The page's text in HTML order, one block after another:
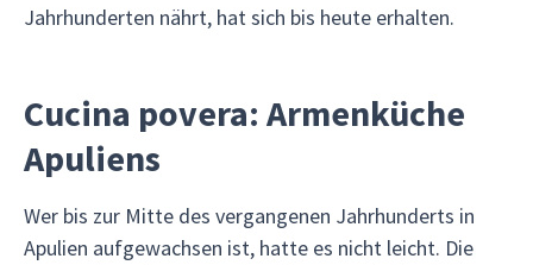
Jahrhunderten nährt, hat sich bis heute erhalten.
Cucina povera: Armenküche
Apuliens
Wer bis zur Mitte des vergangenen Jahrhunderts in
Apulien aufgewachsen ist, hatte es nicht leicht. Die